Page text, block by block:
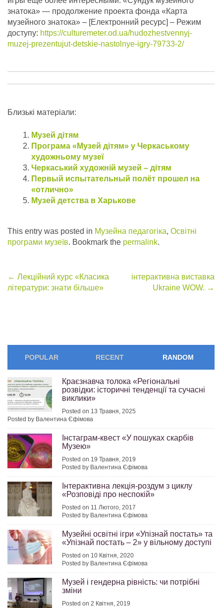
знатока» — продолжение проекта фонда «Карта
музейного знатока» – [Електронний ресурс] – Режим
доступу: https://culturemeter.od.ua/hudozhestvennyj-
muzej-prezentujut-detskie-nastolnye-igry-79733-2/
Близькі матеріали:
Музей дiтям
Програма «Музей дітям» у Черкаському
художньому музеї
Черкаський художній музей – дiтям
Первый испытательный полёт прошел на
«отлично»
Музей детства в Харькове
This entry was posted in Музейна педагогіка, Освітні
програми музеїв. Bookmark the permalink.
Post
← Лекційний курс «Класика
літератури: знати більше»
інтерактивна виставка
Ukraine WOW. →
POPULAR RECENT RANDOM
Краєзнавча толока «Регіональні
розвідки: історичні тенденції та сучасні
виклики»
Posted on 13 Травня, 2025
Posted by Валентина Єфімова
Інстаграм-квест «У пошуках скарбів
Музею»
Posted on 19 Травня, 2019
Posted by Валентина Єфімова
Інтерактивна лекція-роздум з циклу
«Розповіді про неспокій»
Posted on 11 Лютого, 2017
Posted by Валентина Єфімова
Музейні освітні ігри «Упізнай постать» та
«Упізнай постать – 2» у вільному доступі
Posted on 10 Квітня, 2020
Posted by Валентина Єфімова
Музей і гендерна рівність: чи потрібні
зміни
Posted on 2 Квітня, 2019